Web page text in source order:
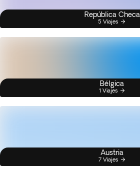
República Checa
5 Viajes
Bélgica
1 Viajes
Austria
7 Viajes